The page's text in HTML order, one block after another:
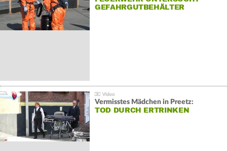
GEFAHRGUTBEHÄLTER
Vermisstes Mädchen in Preetz:
TOD DURCH ERTRINKEN